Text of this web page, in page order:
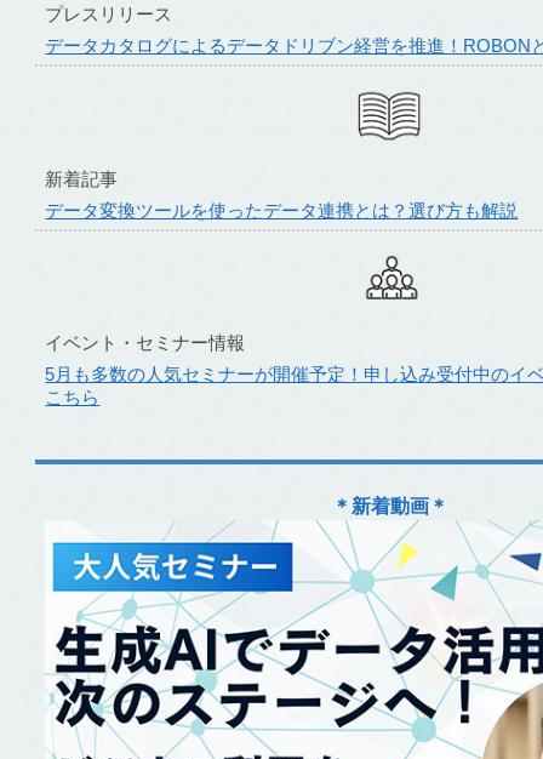
プレスリリース
データカタログによるデータドリブン経営を推進！ROBON
新着記事
データ変換ツールを使ったデータ連携とは？選び方も解説
イベント・セミナー情報
5月も多数の人気セミナーが開催予定！申し込み受付中のイ
こちら
＊新着動画＊